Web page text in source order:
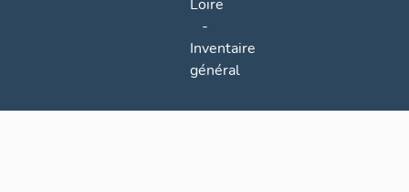
Loire
-
Inventaire
général